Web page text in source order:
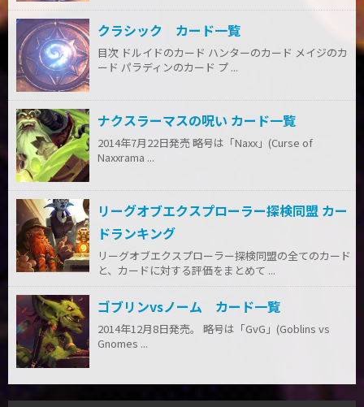
クラシック カード一覧
目次 ドルイドのカード ハンターのカード メイジのカ
ード パラディンのカード プ ...
ナクスラーマスの呪い カード一覧
2014年7月22日発売 略号は「Naxx」(Curse of
Naxxrama ...
リーグオブエクスプローラー探検同盟 カー
ドランキング
リーグオブエクスプローラー探検同盟の全てのカード
と、カードに対する評価をまとめて ...
ゴブリンvsノーム カード一覧
2014年12月8日発売。 略号は「GvG」(Goblins vs
Gnomes ...